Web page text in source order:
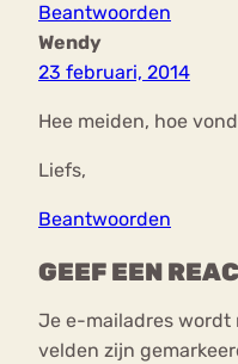
Beantwoorden
Wendy
23 februari, 2014
Hee meiden, hoe
Liefs,
Beantwoorden
GEEF EEN
Je e-mailadres wordt
velden zijn